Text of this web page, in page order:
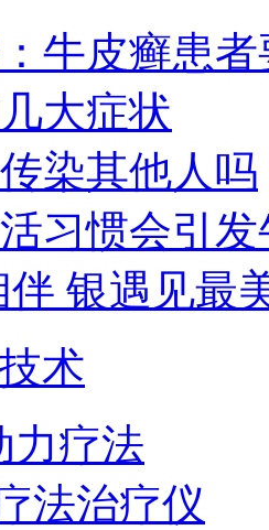
牛皮癣患
大症状
染其他人吗
习惯会引
伴 银遇见最
术
力疗法
法治疗仪